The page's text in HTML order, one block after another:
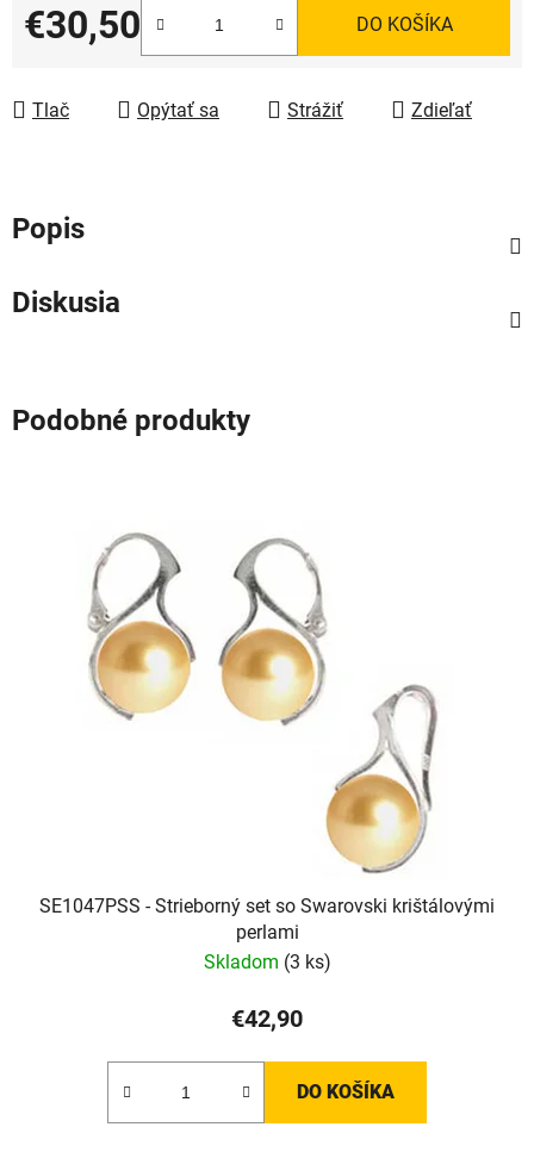
€30,50
Jednotková cena:
DO KOŠÍKA
Tlač Opýtať sa Strážiť Zdieľať
Popis
Diskusia
Podobné produkty
SE1047PSS - Strieborný set so Swarovski krištálovými
perlami
Skladom (3 ks)
€42,90
DO KOŠÍKA